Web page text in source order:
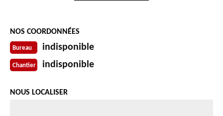
NOS COORDONNÉES
Bureau indisponible
Chantier indisponible
NOUS LOCALISER